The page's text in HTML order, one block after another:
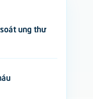
ung thư